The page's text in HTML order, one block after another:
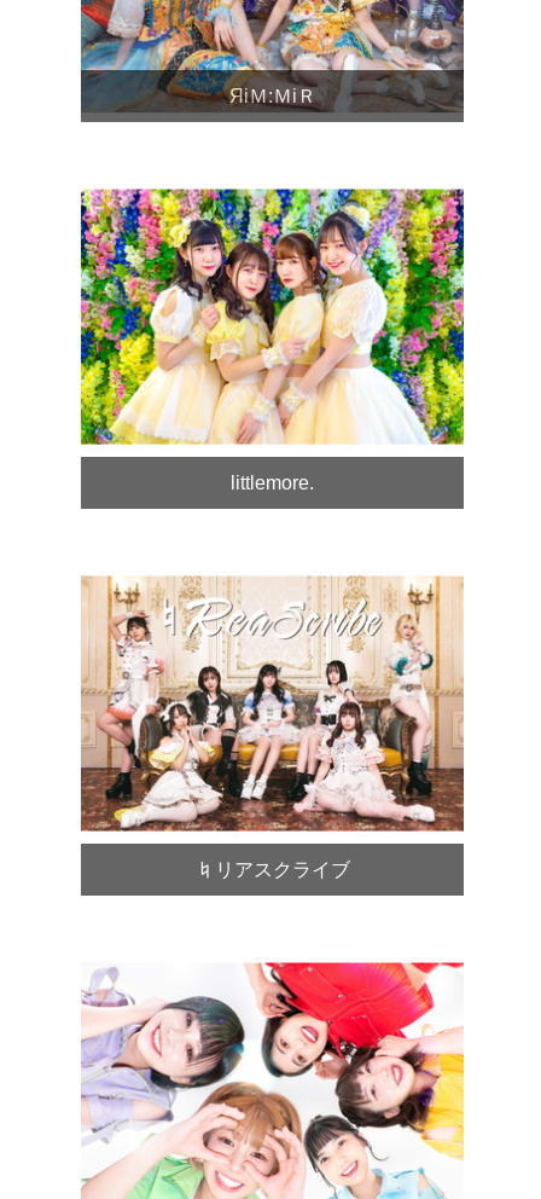
ЯiＭ:ＭiＲ
littlemore.
♮リアスクライブ